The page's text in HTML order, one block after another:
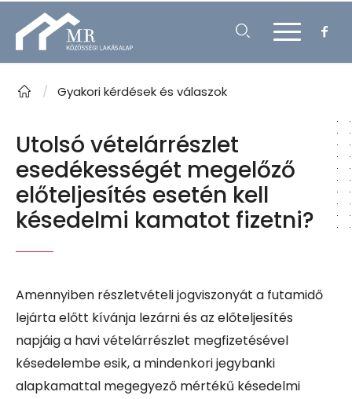
/ Gyakori kérdések és válaszok
Utolsó vételárrészlet
esedékességét megelőző
előteljesítés esetén kell
késedelmi kamatot fizetni?
Amennyiben részletvételi jogviszonyát a futamidő
lejárta előtt kívánja lezárni és az előteljesítés
napjáig a havi vételárrészlet megfizetésével
késedelembe esik, a mindenkori jegybanki
alapkamattal megegyező mértékű késedelmi